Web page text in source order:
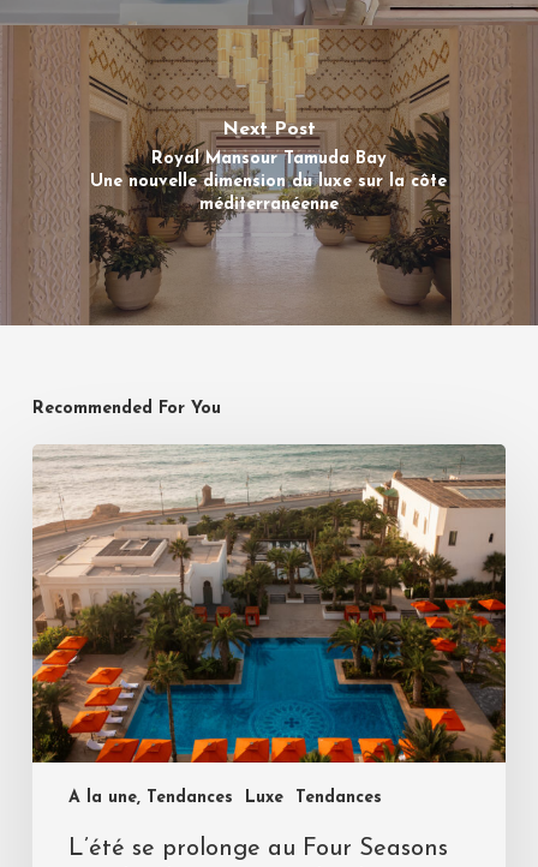
Next Post
Royal Mansour Tamuda Bay
Une nouvelle dimension du luxe sur la côte
méditerranéenne
Recommended For You
A la une, Tendances Luxe Tendances
L’été se prolonge au Four Seasons